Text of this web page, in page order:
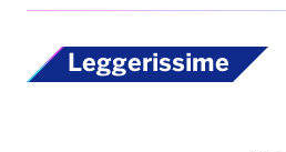
Leggerissime